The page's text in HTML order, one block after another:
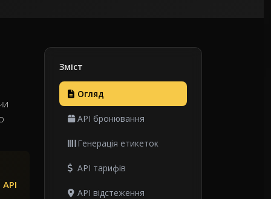
Зміст
Огляд
API бронювання
Генерація етикеток
API тарифів
API відстеження